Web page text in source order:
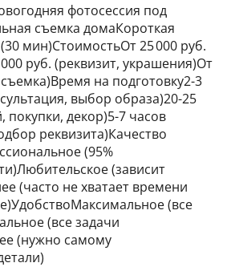
фотосессия под
съемка домаКороткая
мин)СтоимостьОт 25 000 руб.
руб. (реквизит, украшения)От
на подготовку2-3
выбор образа)20-25
покупки, декор)5-7 часов
реквизита)Качество
(95%
(зависит
(часто не хватает времени
(все
(все задачи
(нужно самому